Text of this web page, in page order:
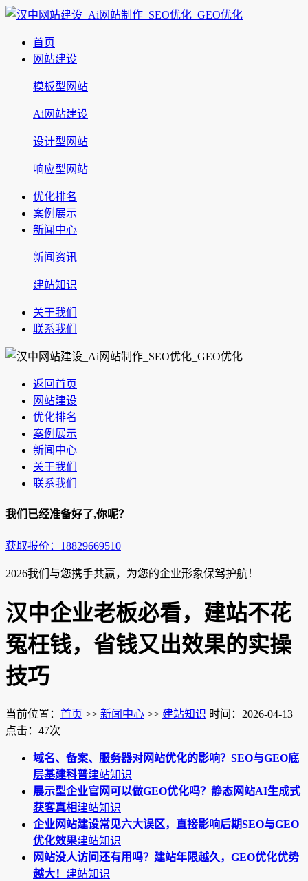
首页
网站建设
模板型网站
Ai网站建设
设计型网站
响应型网站
优化排名
案例展示
新闻中心
新闻资讯
建站知识
关于我们
联系我们
返回首页
网站建设
优化排名
案例展示
新闻中心
关于我们
联系我们
我们已经准备好了,你呢？
获取报价：18829669510
2026我们与您携手共赢，为您的企业形象保驾护航！
汉中企业老板必看，建站不花
冤枉钱，省钱又出效果的实操
技巧
当前位置： 首页 >> 新闻中心 >> 建站知识 时间：2026-04-13
点击：47次
域名、备案、服务器对网站优化的影响？SEO与GEO底
层基建科普建站知识
展示型企业官网可以做GEO优化吗？静态网站AI生成式
获客真相建站知识
企业网站建设常见六大误区，直接影响后期SEO与GEO
优化效果建站知识
网站没人访问还有用吗？建站年限越久，GEO优化优势
越大！ 建站知识